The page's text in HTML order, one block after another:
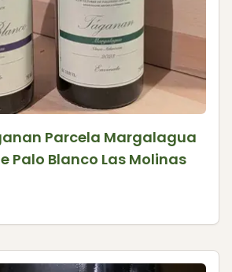
Parcela Margalagua
Palo Blanco Las Molinas